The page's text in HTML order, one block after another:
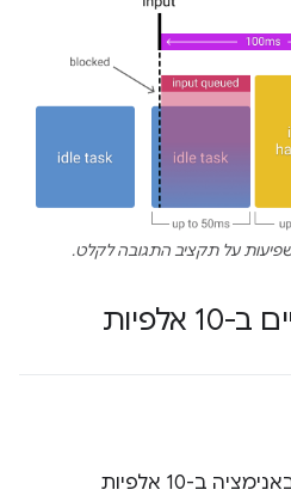
על תקציב התגובה לקלט.
אנימציה: יצירת פריים ב-10 אלפיות
צריך ליצור כל פריים באנימציה ב-10 אלפיות